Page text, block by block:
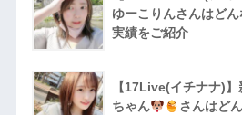
ゆーこりんさんはど
実績をご紹介
【17Live(イチナナ)
ちゃん
さんはど